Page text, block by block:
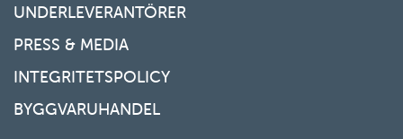
UNDERLEVERANTÖRER
PRESS & MEDIA
INTEGRITETSPOLICY
BYGGVARUHANDEL